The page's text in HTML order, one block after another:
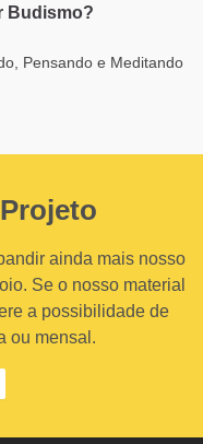
Budismo?
Pensando e Meditando
ainda mais nosso
Se o nosso material
a possibilidade de
ou mensal.